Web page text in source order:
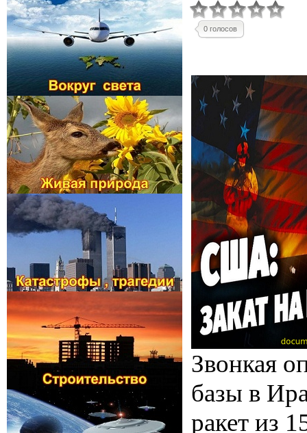
0 голосов
Звонкая
базы в
ракет из